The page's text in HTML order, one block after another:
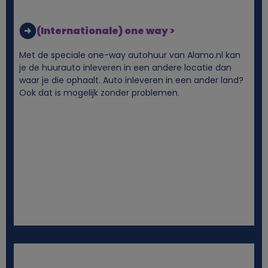
(Internationale) one way >
Met de speciale one-way autohuur van Alamo.nl kan
je de huurauto inleveren in een andere locatie dan
waar je die ophaalt. Auto inleveren in een ander land?
Ook dat is mogelijk zonder problemen.